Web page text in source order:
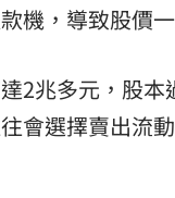
」逼哭網友 16:05
延至10月 16:04
無水可用
機，導致股價
2兆多元，股
會選擇賣出流